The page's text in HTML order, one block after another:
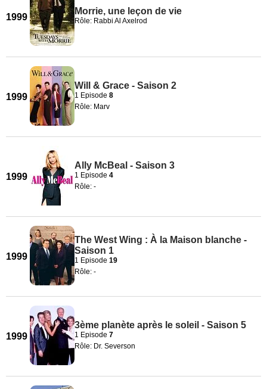
1999
Morrie, une leçon de vie
Rôle: Rabbi Al Axelrod
1999
Will & Grace - Saison 2
1 Episode 8
Rôle: Marv
1999
Ally McBeal - Saison 3
1 Episode 4
Rôle: -
1999
The West Wing : À la Maison blanche -
Saison 1
1 Episode 19
Rôle: -
1999
3ème planète après le soleil - Saison 5
1 Episode 7
Rôle: Dr. Severson